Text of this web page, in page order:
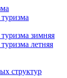
зимняя
летняя
структур